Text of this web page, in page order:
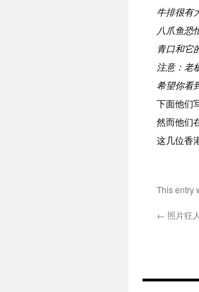
牛排很有
八爪鱼恐
青口和它
注意：老
希望你看
下面他们
然而他们
这几位香
This entry
← 照片狂